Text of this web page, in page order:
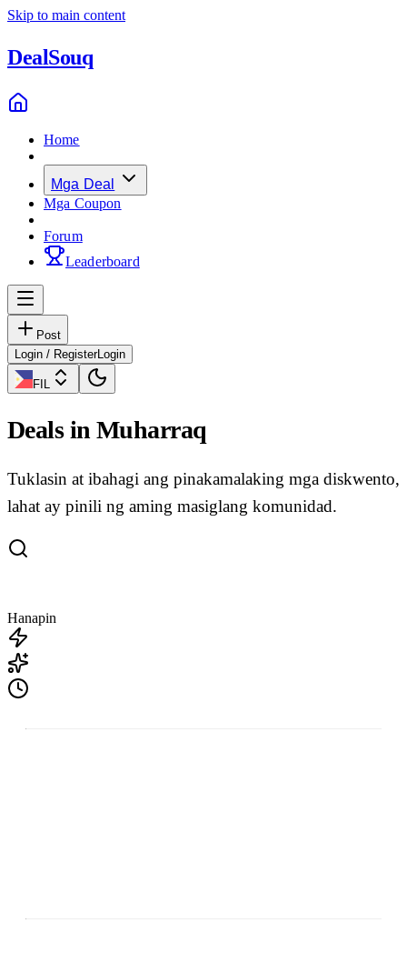
Skip to main content
DealSouq
Home
Mga Deal
Mga Coupon
Forum
Leaderboard
Post
Login / RegisterLogin
FIL
Deals in Muharraq
Tuklasin at ibahagi ang pinakamalaking mga diskwento,
lahat ay pinili ng aming masiglang komunidad.
Hanapin